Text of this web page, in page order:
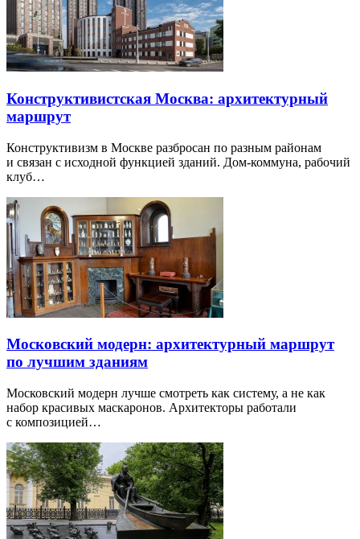
Конструктивистская Москва: архитектурный
маршрут
Конструктивизм в Москве разбросан по разным районам
и связан с исходной функцией зданий. Дом-коммуна, рабочий
клуб…
Московский модерн: архитектурный маршрут
по лучшим зданиям
Московский модерн лучше смотреть как систему, а не как
набор красивых маскаронов. Архитекторы работали
с композицией…